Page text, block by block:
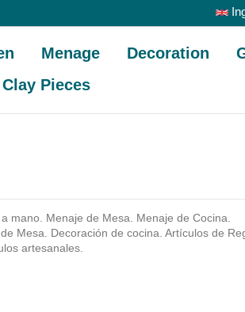
Menage Decoration
Clay Pieces
mano.
Menaje de Mesa. Menaje de Cocina.
Mesa. Decoración de cocina. Artículos de
artesanales.